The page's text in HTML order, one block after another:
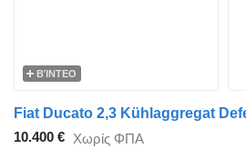
ΒΊΝΤΕΟ
Fiat Ducato 2,3 Kühlaggregat
10.400 € Χωρίς ΦΠΑ